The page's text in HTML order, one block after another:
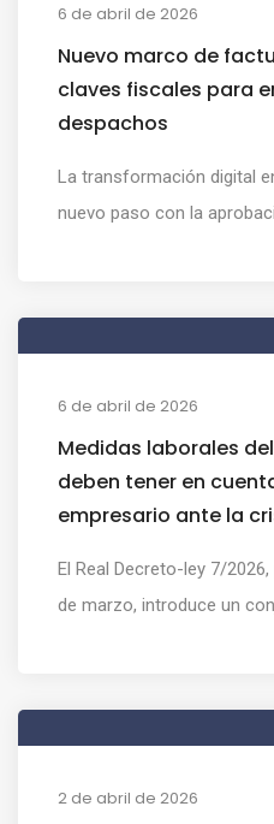
6 de abril de 2026
Nuevo marco de
claves fiscales para
despachos
La transformación digital
nuevo paso con la
6 de abril de 2026
Medidas laborales
deben tener en
empresario ante la
El Real Decreto-ley 7/
de marzo, introduce un
2 de abril de 2026